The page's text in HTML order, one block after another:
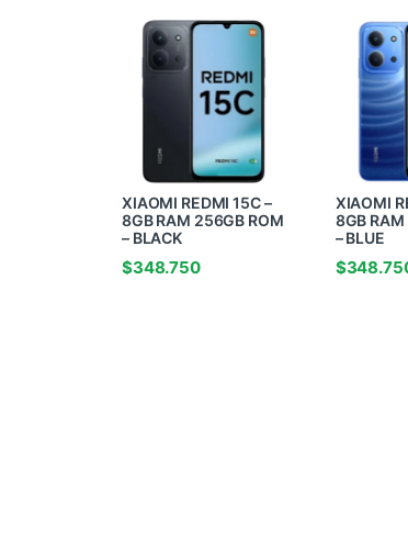
XIAOMI REDMI 15C –
8GB RAM 256GB ROM
– BLACK
$348.750
XIAOMI
8GB
– BLUE
$